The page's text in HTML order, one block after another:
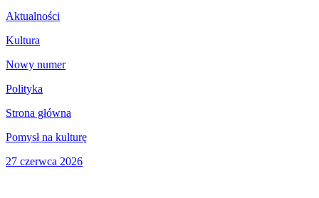
Aktualności
Kultura
Nowy numer
Polityka
Strona główna
Pomysł na kulturę
27 czerwca 2026